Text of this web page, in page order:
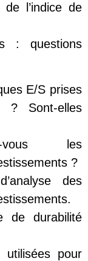
l’indice de
: questions
E/S prises
Sont-elles
vous les
?
des
de durabilité
utilisées pour